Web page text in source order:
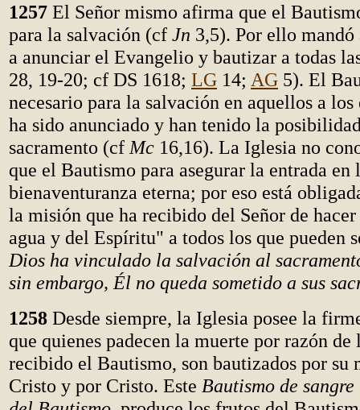
1257 El Señor mismo afirma que el
para la salvación (cf Jn 3,5). Por ello mandó
a anunciar el Evangelio y bautizar a todas
28, 19-20; cf DS 1618; LG 14; AG 5). El
necesario para la salvación en aquellos a
ha sido anunciado y han tenido la
sacramento (cf Mc 16,16). La Iglesia no
que el Bautismo para asegurar la entrada en
bienaventuranza eterna; por eso está
la misión que ha recibido del Señor de
agua y del Espíritu" a todos los que pueden
Dios ha vinculado la salvación al
sin embargo, Él no queda sometido a sus
1258 Desde siempre, la Iglesia posee la
que quienes padecen la muerte por razón de
recibido el Bautismo, son bautizados por su
Cristo y por Cristo. Este Bautismo de sangre